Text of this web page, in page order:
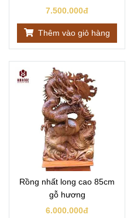
7.500.000đ
Thêm vào giỏ hàng
Rồng nhất long cao 85cm
gỗ hương
6.000.000đ